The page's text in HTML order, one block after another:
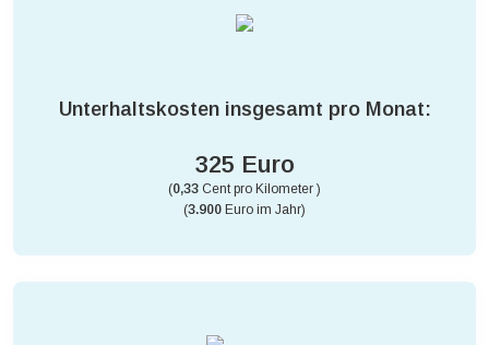
Unterhaltskosten insgesamt pro Monat:
325 Euro
(0,33 Cent pro Kilometer )
(3.900 Euro im Jahr)